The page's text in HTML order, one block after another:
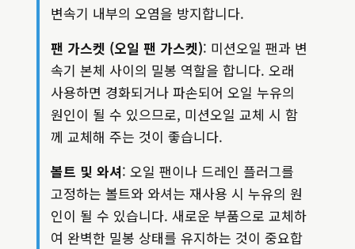
변속기 내부의 오염을 방지합니다.
팬 가스켓 (오일 팬 가스켓): 미션오일 팬과 변
속기 본체 사이의 밀봉 역할을 합니다. 오래
사용하면 경화되거나 파손되어 오일 누유의
원인이 될 수 있으므로, 미션오일 교체 시 함
께 교체해 주는 것이 좋습니다.
볼트 및 와셔: 오일 팬이나 드레인 플러그를
고정하는 볼트와 와셔는 재사용 시 누유의 원
인이 될 수 있습니다. 새로운 부품으로 교체하
여 완벽한 밀봉 상태를 유지하는 것이 중요합